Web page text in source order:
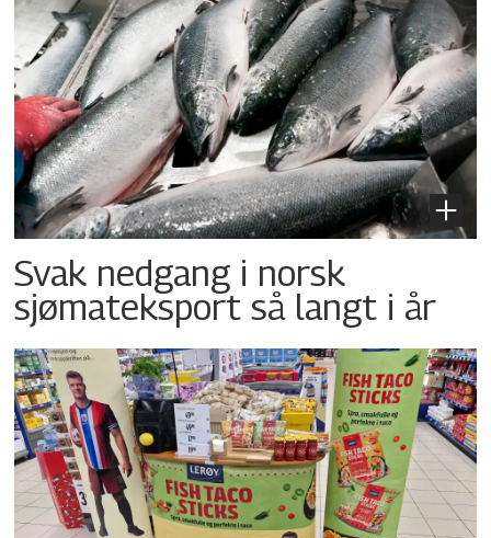
Svak nedgang i norsk
sjømateksport så langt i år